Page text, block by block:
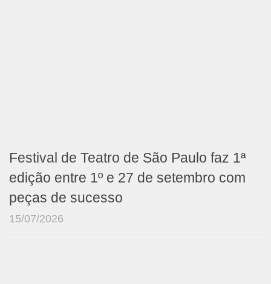
Festival de Teatro de São Paulo faz 1ª
edição entre 1º e 27 de setembro com
peças de sucesso
15/07/2026